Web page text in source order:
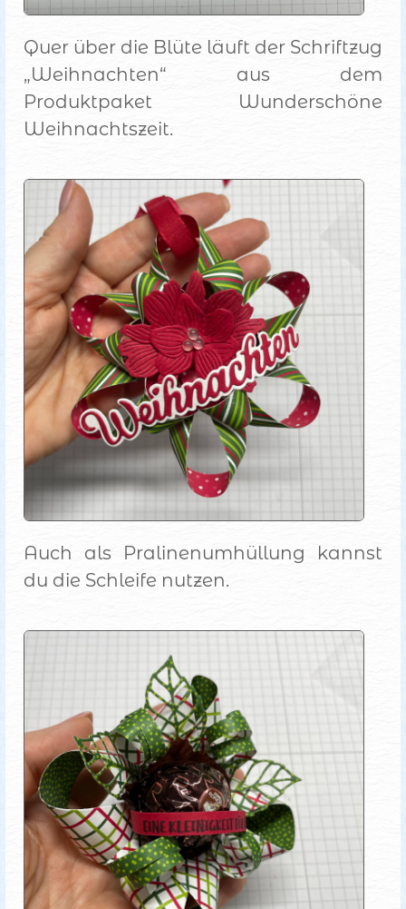
Quer über die Blüte läuft der Schriftzug
„Weihnachten“ aus dem
Produktpaket Wunderschöne
Weihnachtszeit.
Auch als Pralinenumhüllung kannst
du die Schleife nutzen.